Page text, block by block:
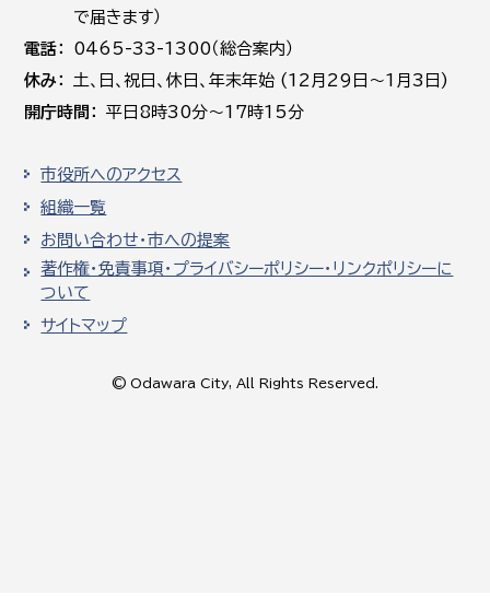
で届きます）
電話
0465-33-1300（総合案内）
休み
土､日､祝日、休日、年末年始 (12月29日～1月3日)
開庁時間
平日8時30分～17時15分
市役所へのアクセス
組織一覧
お問い合わせ・市への提案
著作権・免責事項・プライバシーポリシー・リンクポリシーに
ついて
サイトマップ
© Odawara City, All Rights Reserved.